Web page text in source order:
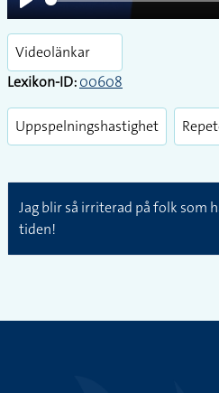
Play
Videolänkar
Lexikon-ID:00608
Uppspelningshastighet
Jag blir så irriterad på folk som
tiden!